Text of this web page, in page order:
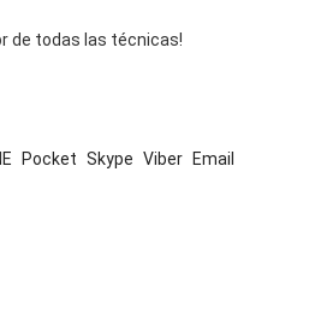
de todas las técnicas!
Pocket Skype Viber Email